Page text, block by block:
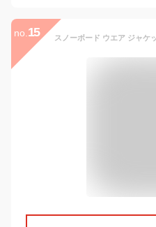
no. 15